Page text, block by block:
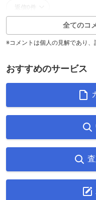
全てのコ
※コメントは個人の見解であり、
おすすめのサービス